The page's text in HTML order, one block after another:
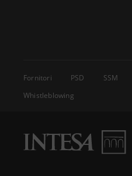
Fornitori PSD SSM
Whistleblowing